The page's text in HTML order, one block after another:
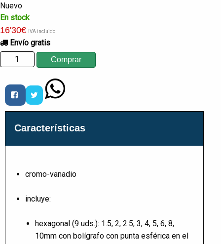
Nuevo
En stock
16'30€ IVA incluido
Envío gratis
Características
cromo-vanadio
incluye:
hexagonal (9 uds.): 1.5, 2, 2.5, 3, 4, 5, 6, 8,
10mm con bolígrafo con punta esférica en el